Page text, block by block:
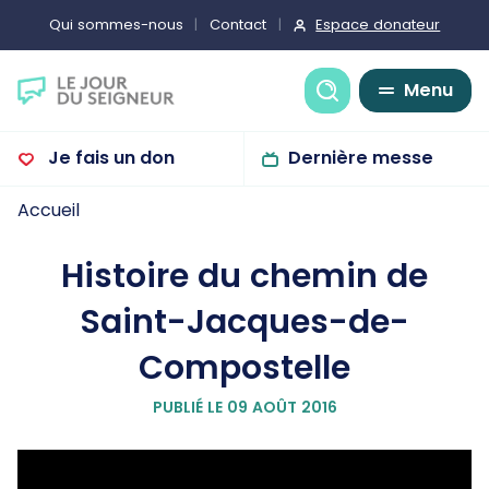
Qui sommes-nous Contact Espace donateur
Recherche
Menu
Je fais un don Dernière messe
Accueil
Histoire du chemin de
Saint-Jacques-de-
Compostelle
PUBLIÉ LE 09 AOÛT 2016